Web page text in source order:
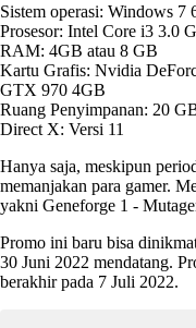
Sistem operasi: Windows 7
Prosesor: Intel Core i3 3.0
RAM: 4GB atau 8 GB
Kartu Grafis: Nvidia
GTX 970 4GB
Ruang Penyimpanan: 20
Direct X: Versi 11
Hanya saja, meskipun
memanjakan para gamer.
yakni Geneforge 1 -
Promo ini baru bisa
30 Juni 2022 mendatang.
berakhir pada 7 Juli 2022.